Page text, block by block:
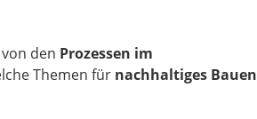
den Prozessen im
Themen für nachhaltiges Bauen